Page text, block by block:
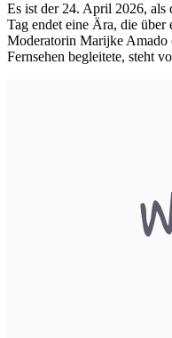
Es ist der 24. April 2026,
Tag endet eine Ära, die über
Moderatorin Marijke Amado
Fernsehen begleitete, steht